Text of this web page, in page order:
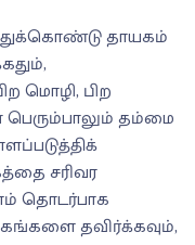
தாயகம்
மொழி, பிற
தம்மை
சரிவர
தொடர்பாக
தவிர்க்கவும்,